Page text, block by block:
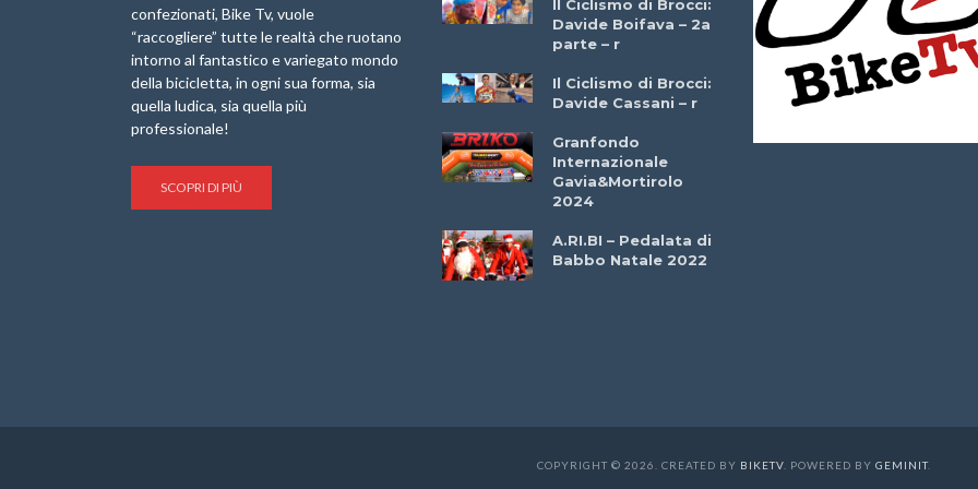
confezionati, Bike Tv, vuole
“raccogliere” tutte le realtà che ruotano
intorno al fantastico e variegato mondo
della bicicletta, in ogni sua forma, sia
quella ludica, sia quella più
professionale!
SCOPRI DI PIÙ
Briko Torino – 11
Maggio 2025 – r
Giancarlo Brocci
Borghi&Castelli” –
Anteprima
1a Edizione
Granfondo
Il Ciclismo di Brocci:
Davide Boifava – 2a
parte – r
Il Ciclismo di Brocci:
Davide Cassani – r
Granfondo
Internazionale
Gavia&Mortirolo
2024
A.RI.BI – Pedalata di
Babbo Natale 2022
Che cos’è il
triathlon? Con
Simone Diamantini
– r
Marzo 2025 –
COPYRIGHT © 2026. CREATED BY BIKETV. POWERED BY GEMINIT.